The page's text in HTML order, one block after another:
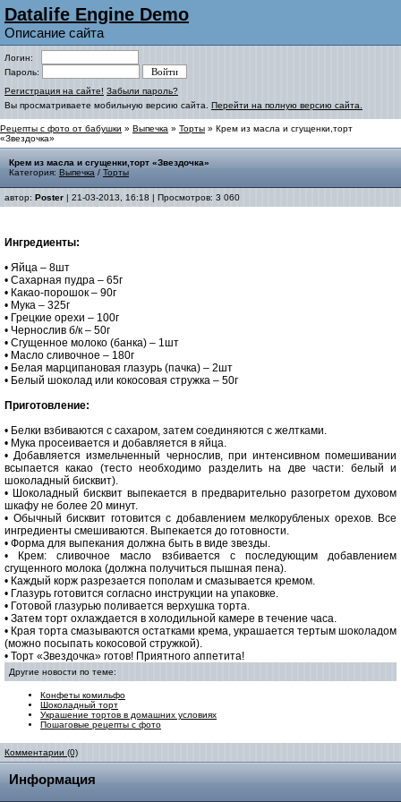
Datalife Engine Demo
Описание сайта
Логин:
Пароль:
Регистрация на сайте! Забыли пароль?
Вы просматриваете мобильную версию сайта. Перейти на полную версию сайта.
Рецепты с фото от бабушки » Выпечка » Торты » Крем из масла и сгущенки,торт
«Звездочка»
Крем из масла и сгущенки,торт «Звездочка»
Категория: Выпечка / Торты
автор: Poster | 21-03-2013, 16:18 | Просмотров: 3 060
Ингредиенты:
• Яйца – 8шт
• Сахарная пудра – 65г
• Какао-порошок – 90г
• Мука – 325г
• Грецкие орехи – 100г
• Чернослив б/к – 50г
• Сгущенное молоко (банка) – 1шт
• Масло сливочное – 180г
• Белая марципановая глазурь (пачка) – 2шт
• Белый шоколад или кокосовая стружка – 50г
Приготовление:
• Белки взбиваются с сахаром, затем соединяются с желтками.
• Мука просеивается и добавляется в яйца.
• Добавляется измельченный чернослив, при интенсивном помешивании
всыпается какао (тесто необходимо разделить на две части: белый и
шоколадный бисквит).
• Шоколадный бисквит выпекается в предварительно разогретом духовом
шкафу не более 20 минут.
• Обычный бисквит готовится с добавлением мелкорубленых орехов. Все
ингредиенты смешиваются. Выпекается до готовности.
• Форма для выпекания должна быть в виде звезды.
• Крем: сливочное масло взбивается с последующим добавлением
сгущенного молока (должна получиться пышная пена).
• Каждый корж разрезается пополам и смазывается кремом.
• Глазурь готовится согласно инструкции на упаковке.
• Готовой глазурью поливается верхушка торта.
• Затем торт охлаждается в холодильной камере в течение часа.
• Края торта смазываются остатками крема, украшается тертым шоколадом
(можно посыпать кокосовой стружкой).
• Торт «Звездочка» готов! Приятного аппетита!
Другие новости по теме:
Конфеты комильфо
Шоколадный торт
Украшение тортов в домашних условиях
Пошаговые рецепты с фото
Комментарии (0)
Информация